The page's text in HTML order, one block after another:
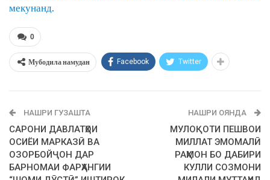
мекунанд.
0
Мубодила намудан Facebook Twitter
НАШРИ ГУЗАШТА
САРОНИ ДАВЛАТҲОИ
ОСИЁИ МАРКАЗӢ ВА
ОЗОРБОЙҶОН ДАР
БАРНОМАИ ФАРҲАНГИИ
НАШРИ ОЯНДА
МУЛОҚОТИ ПЕШВОИ
МИЛЛАТ ЭМОМАЛӢ
РАҲМОН БО ДАБИРИ
КУЛЛИ СОЗМОНИ